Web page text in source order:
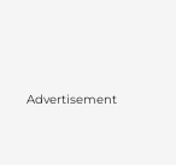
Advertisement